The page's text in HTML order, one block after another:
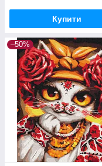
Купити
–50%